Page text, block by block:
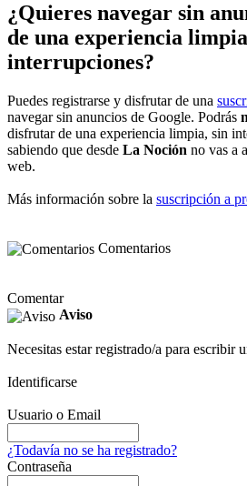
¿Quieres navegar sin
de una experiencia
interrupciones?
Puedes registrarse y disfrutar de una
navegar sin anuncios de Google. Podrás
disfrutar de una experiencia limpia, sin
sabiendo que desde La Noción no vas a
web.
Más información sobre la suscripción a
Comentarios
Comentar
Aviso
Necesitas estar registrado/a para escribir
Identificarse
Usuario o Email
¿Todavía no se ha registrado?
Contraseña